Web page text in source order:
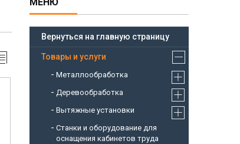
Вернуться на главную страницу
Товары и услуги
Металлообработка
Деревообработка
Вытяжные установки
Станки и оборудование для
оснащения кабинетов труда